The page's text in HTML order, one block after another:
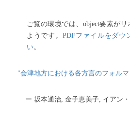
ご覧の環境では、object要素が
ようです。PDFファイルをダウ
い。
"会津地方における各方言のフォル
ー 坂本通治, 金子恵美子, イアン